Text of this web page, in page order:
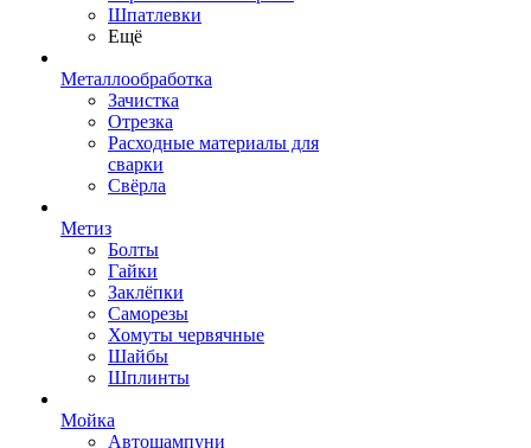
Шпатлевки
Ещё
Металлообработка
Зачистка
Отрезка
Расходные материалы для
сварки
Свёрла
Метиз
Болты
Гайки
Заклёпки
Саморезы
Хомуты червячные
Шайбы
Шплинты
Мойка
Автошампуни